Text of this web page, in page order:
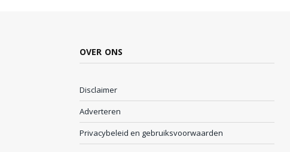
OVER ONS
Disclaimer
Adverteren
Privacybeleid en gebruiksvoorwaarden